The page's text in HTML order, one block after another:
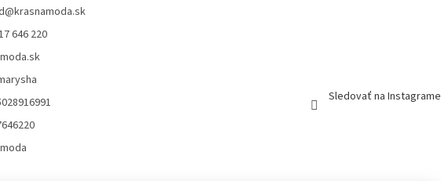
@krasnamoda.sk
646 220
Sledovať na Instagrame